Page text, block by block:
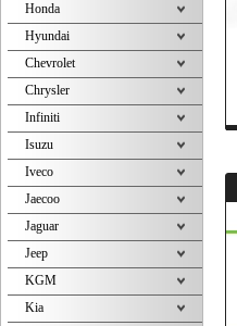
Honda
Hyundai
Chevrolet
Chrysler
Infiniti
Isuzu
Iveco
Jaecoo
Jaguar
Jeep
KGM
Kia